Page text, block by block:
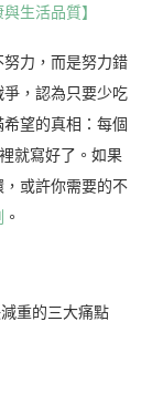
生活品質】
力，而是努力錯
爭，認為只要少吃
望的真相：每個
就寫好了。如果
或許你需要的不
。
重的三大痛點